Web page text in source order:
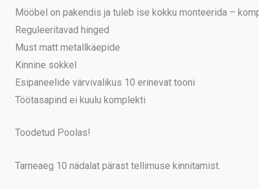
Mööbel on pakendis ja tuleb ise kokku monteerida –
Reguleeritavad hinged
Must matt metallkäepide
Kinnine sokkel
Esipaneelide värvivalikus 10 erinevat tooni
Töötasapind ei kuulu komplekti
Toodetud Poolas!
Tarneaeg 10 nädalat pärast tellimuse kinnitamist.